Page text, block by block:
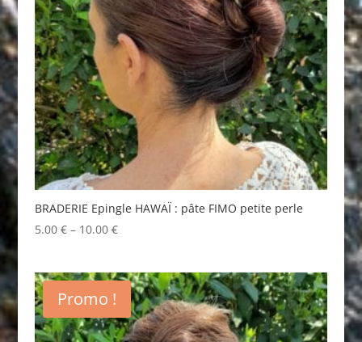
BRADERIE Epingle HAWAÏ : pâte FIMO petite perle
5.00 €– 10.00 €
Promo !